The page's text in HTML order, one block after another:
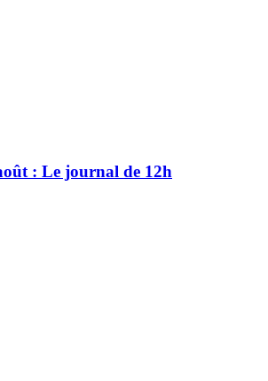
: Le journal de 12h